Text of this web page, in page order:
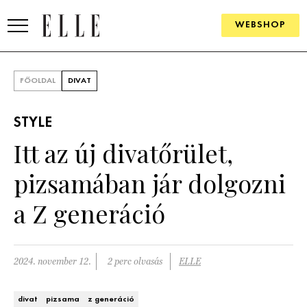
WEBSHOP
SZÉPSÉG
KULTÚRA
ÉLETMÓD
PÁRKAPCSOLAT
FŐOLDAL DIVAT
STYLE
Itt az új divatőrület,
pizsamában jár dolgozni
a Z generáció
2024. november 12. 2 perc olvasás ELLE
divat pizsama z generáció